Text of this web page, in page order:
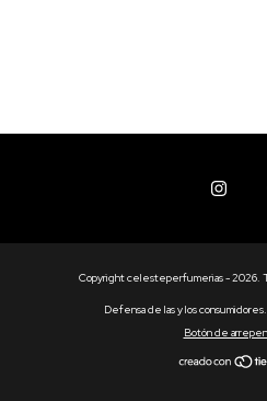
Copyright celesteperfumerias - 2026.
Defensa de las y los consumidores.
Botón de